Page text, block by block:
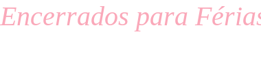
Encerrados para